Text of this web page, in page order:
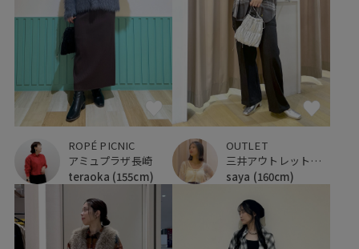
ROPÉ PICNIC
アミュプラザ長崎
teraoka (155cm)
OUTLET
三井アウトレットパーク 仙台港
saya (160cm)